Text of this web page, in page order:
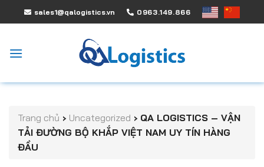
to
sales1@qalogistics.vn 0963.149.866
Trang chủ › Uncategorized › QA LOGISTICS – VẬN
TẢI ĐƯỜNG BỘ KHẮP VIỆT NAM UY TÍN HÀNG
ĐẦU